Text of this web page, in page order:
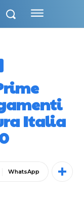
Italia
WhatsApp